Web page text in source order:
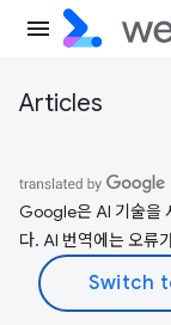
Articles
Google은 AI 기술을
다. AI 번역에는 오류